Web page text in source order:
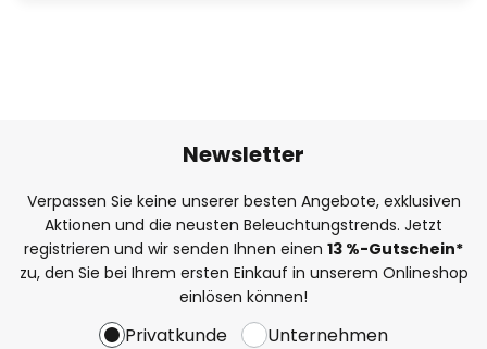
Newsletter
Verpassen Sie keine unserer besten Angebote, exklusiven
Aktionen und die neusten Beleuchtungstrends. Jetzt
registrieren und wir senden Ihnen einen 13 %-Gutschein*
zu, den Sie bei Ihrem ersten Einkauf in unserem Onlineshop
einlösen können!
Privatkunde Unternehmen